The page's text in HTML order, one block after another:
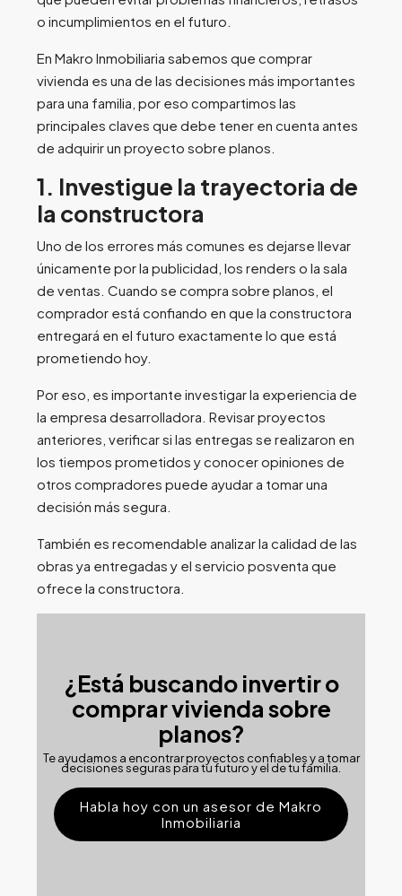
o incumplimientos en el futuro.
En Makro Inmobiliaria sabemos que comprar
vivienda es una de las decisiones más importantes
para una familia, por eso compartimos las
principales claves que debe tener en cuenta antes
de adquirir un proyecto sobre planos.
1. Investigue la trayectoria de
la constructora
Uno de los errores más comunes es dejarse llevar
únicamente por la publicidad, los renders o la sala
de ventas. Cuando se compra sobre planos, el
comprador está confiando en que la constructora
entregará en el futuro exactamente lo que está
prometiendo hoy.
Por eso, es importante investigar la experiencia de
la empresa desarrolladora. Revisar proyectos
anteriores, verificar si las entregas se realizaron en
los tiempos prometidos y conocer opiniones de
otros compradores puede ayudar a tomar una
decisión más segura.
También es recomendable analizar la calidad de las
obras ya entregadas y el servicio posventa que
ofrece la constructora.
¿Está buscando invertir o
comprar vivienda sobre
planos?
Te ayudamos a encontrar proyectos confiables y a tomar
decisiones seguras para tu futuro y el de tu familia.
Habla hoy con un asesor de Makro
Inmobiliaria